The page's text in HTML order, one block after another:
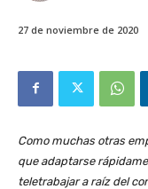
27 de noviembre de 2020
Como muchas otras
que adaptarse
teletrabajar a raíz del